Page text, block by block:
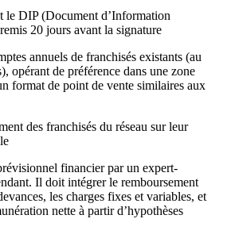
le DIP (Document d’Information
20 jours avant la signature
annuels de franchisés existants (au
opérant de préférence dans une zone
format de point de vente similaires aux
des franchisés du réseau sur leur
financier par un expert-
Il doit intégrer le remboursement
les charges fixes et variables, et
nette à partir d’hypothèses